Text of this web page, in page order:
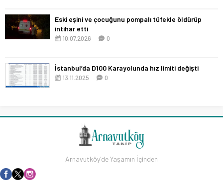
Eski eşini ve çocuğunu pompalı tüfekle öldürüp
intihar etti
10.07.2026 0
İstanbul’da D100 Karayolunda hız limiti değişti
13.11.2025 0
Arnavutköy'de Yaşamın İçinden